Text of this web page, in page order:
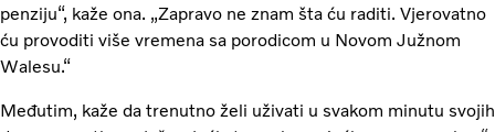
penziju“, kaže ona. „Zapravo ne znam šta ću raditi. Vjerovatno
ću provoditi više vremena sa porodicom u Novom Južnom
Walesu.“
Međutim, kaže da trenutno želi uživati u svakom minutu svojih